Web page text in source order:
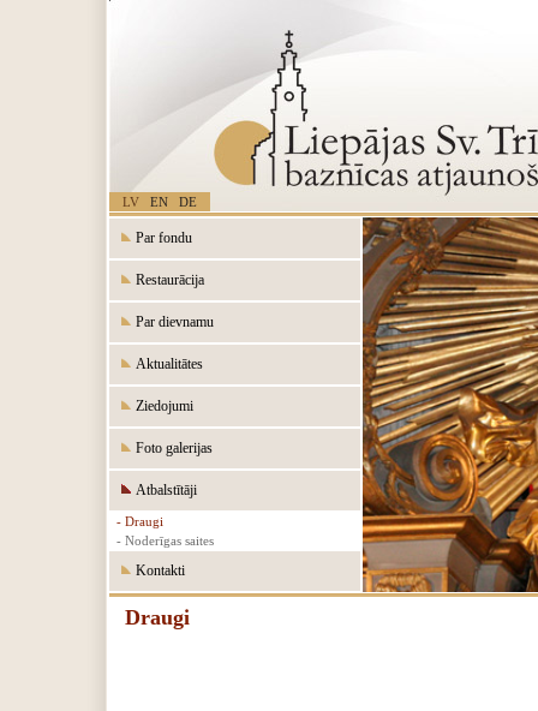
LV EN DE
Par fondu
Restaurācija
Par dievnamu
Aktualitātes
Ziedojumi
Foto galerijas
Atbalstītāji
- Draugi
- Noderīgas saites
Kontakti
Draugi